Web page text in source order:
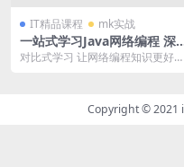
IT精品课程 mk实战
一站式学习Java网络编程 深
理解BIO/NIO/AIO | 完结
对比式学习 让网络编程知识更好消
Copyright © 2021